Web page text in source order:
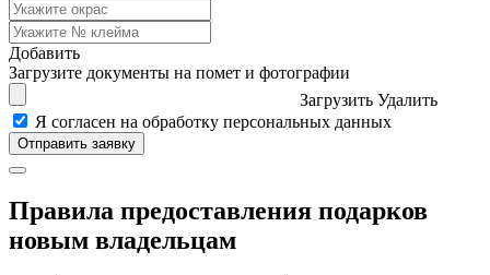
Добавить
Загрузите документы на помет и фотографии
Загрузить Удалить
Я согласен на обработку персональных данных
Правила предоставления подарков
новым владельцам